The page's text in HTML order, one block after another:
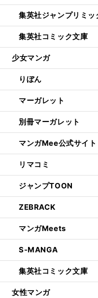
集英社ジャンプリミッ
集英社コミック文庫
少女マンガ
りぼん
マーガレット
別冊マーガレット
マンガMee公式サイト
リマコミ
ジャンプTOON
ZEBRACK
マンガMeets
S-MANGA
集英社コミック文庫
女性マンガ